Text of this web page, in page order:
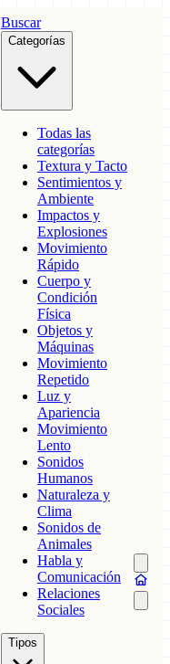
Buscar
Categorías
Todas las
categorías
Textura y Tacto
Sentimientos y
Ambiente
Impactos y
Explosiones
Movimiento
Rápido
Cuerpo y
Condición
Física
Objetos y
Máquinas
Movimiento
Repetido
Luz y
Apariencia
Movimiento
Lento
Sonidos
Humanos
Naturaleza y
Clima
Sonidos de
Animales
Habla y
Comunicación
Relaciones
Sociales
Tipos